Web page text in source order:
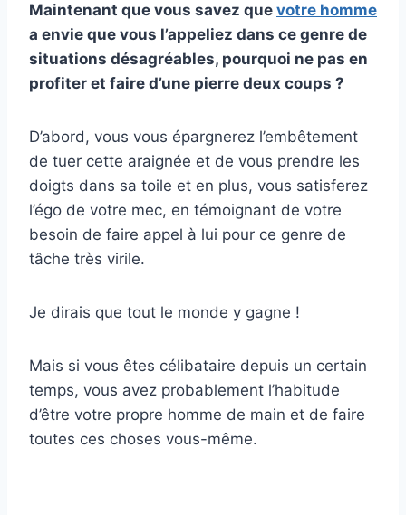
Maintenant que vous savez que votre homme
a envie que vous l’appeliez dans ce genre de
situations désagréables, pourquoi ne pas en
profiter et faire d’une pierre deux coups ?
D’abord, vous vous épargnerez l’embêtement
de tuer cette araignée et de vous prendre les
doigts dans sa toile et en plus, vous satisferez
l’égo de votre mec, en témoignant de votre
besoin de faire appel à lui pour ce genre de
tâche très virile.
Je dirais que tout le monde y gagne !
Mais si vous êtes célibataire depuis un certain
temps, vous avez probablement l’habitude
d’être votre propre homme de main et de faire
toutes ces choses vous-même.